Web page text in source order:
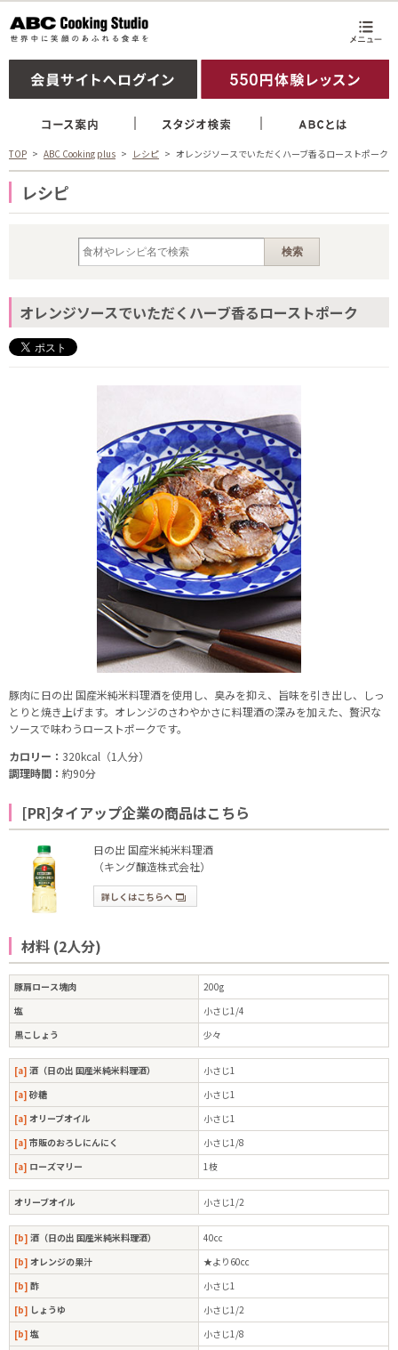
TOP ABC Cooking plus レシピ オレンジソースでいただくハーブ香るローストポーク
レシピ
オレンジソースでいただくハーブ香るローストポーク
豚肉に日の出 国産米純米料理酒を使用し、臭みを抑え、旨味を引き出し、しっ
とりと焼き上げます。オレンジのさわやかさに料理酒の深みを加えた、贅沢な
ソースで味わうローストポークです。
カロリー： 320kcal（1人分）
調理時間： 約90分
[PR]タイアップ企業の商品はこちら
日の出 国産米純米料理酒
（キング醸造株式会社）
詳しくはこちらへ
材料 (2人分)
豚肩ロース塊肉
200g
塩
小さじ1/4
黒こしょう
少々
[a] 酒（日の出 国産米純米料理酒）
小さじ1
[a] 砂糖
小さじ1
[a] オリーブオイル
小さじ1
[a] 市販のおろしにんにく
小さじ1/8
[a] ローズマリー 1枝
オリーブオイル 小さじ1/2
[b] 酒（日の出 国産米純米料理酒）
40cc
[b] オレンジの果汁
★より60cc
[b] 酢
小さじ1
[b] しょうゆ
小さじ1/2
[b] 塩
小さじ1/8